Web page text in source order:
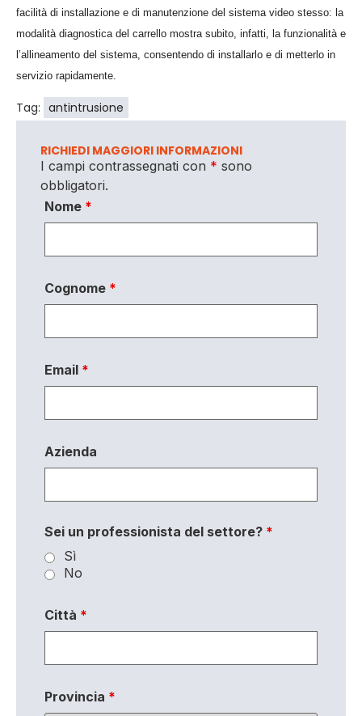
facilità di installazione e di manutenzione del sistema video stesso: la
modalità diagnostica del carrello mostra subito, infatti, la funzionalità e
l’allineamento del sistema, consentendo di installarlo e di metterlo in
servizio rapidamente.
Tag: antintrusione
RICHIEDI MAGGIORI INFORMAZIONI
I campi contrassegnati con * sono
obbligatori.
Nome *
Cognome *
Email *
Azienda
Sei un professionista del settore? *
Sì
No
Città *
Provincia *